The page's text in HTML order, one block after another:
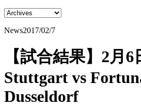
News2017/02/7
【試合結果】2月
Stuttgart vs
Dusseldorf